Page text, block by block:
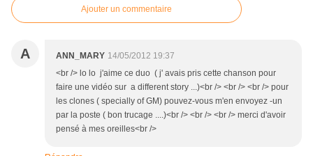
Ajouter un commentaire
A ANN_MARY 14/05/2012 19:37
<br /> lo lo j'aime ce duo ( j' avais pris cette chanson pour
faire une vidéo sur a different story ...)<br /> <br /> <br /> pour
les clones ( specially of GM) pouvez-vous m'en envoyez -un
par la poste ( bon trucage ....)<br /> <br /> <br /> merci d'avoir
pensé à mes oreilles<br />